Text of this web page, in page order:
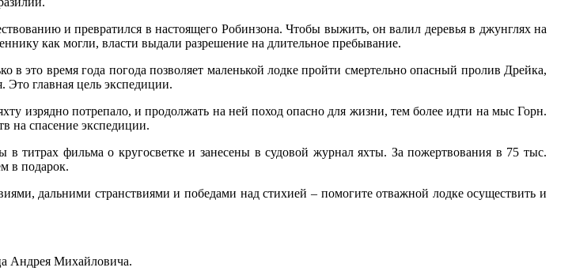
и превратился в настоящего Робинзона. Чтобы выжить, он валил деревья в джунглях на
как могли, власти выдали разрешение на длительное пребывание.
в это время года погода позволяет маленькой лодке пройти смертельно опасный пролив Дрейка,
Это главная цель экспедиции.
изрядно потрепало, и продолжать на ней поход опасно для жизни, тем более идти на мыс Горн.
на спасение экспедиции.
титрах фильма о кругосветке и занесены в судовой журнал яхты. За пожертвования в 75 тыс.
подарок.
дальними странствиями и победами над стихией – помогите отважной лодке осуществить и
Андрея Михайловича.